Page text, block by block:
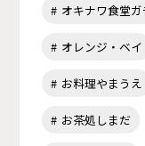
オキナワ食堂
オレンジ・ベイ
お料理やまうえ
お茶処しまだ